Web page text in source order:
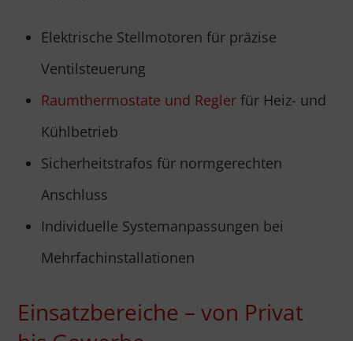
Elektrische Stellmotoren für präzise
Ventilsteuerung
Raumthermostate und Regler für Heiz- und
Kühlbetrieb
Sicherheitstrafos für normgerechten
Anschluss
Individuelle Systemanpassungen bei
Mehrfachinstallationen
Einsatzbereiche – von Privat